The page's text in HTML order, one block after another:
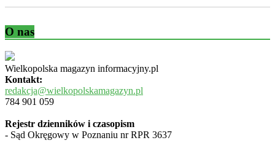
O nas
Wielkopolska magazyn informacyjny.pl
Kontakt:
redakcja@wielkopolskamagazyn.pl
784 901 059
Rejestr dzienników i czasopism
- Sąd Okręgowy w Poznaniu nr RPR 3637